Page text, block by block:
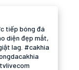
tiếp bóng đá
diện đẹp mắt,
lag. #cakhia